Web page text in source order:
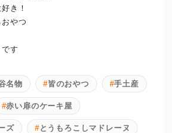
き！
やつ
す
名物 皆のおやつ 手土産
赤い扉のケーキ屋
ズ とうもろこしマドレーヌ